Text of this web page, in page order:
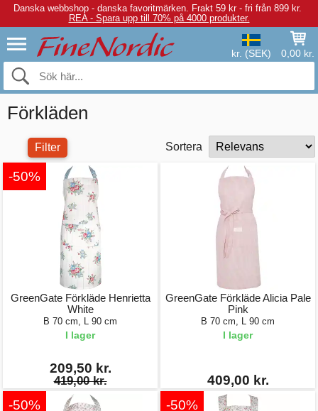
Danska webbshop - danska favoritmärken. Frakt 59 kr - fri från 899 kr.
REA - Spara upp till 70% på 4000 produkter.
kr. (SEK) 0,00 kr.
Förkläden
Filter Sortera
-50%
GreenGate Förkläde Henrietta
White
B 70 cm, L 90 cm
I lager
209,50 kr.
419,00 kr.
GreenGate Förkläde Alicia Pale
Pink
B 70 cm, L 90 cm
I lager
409,00 kr.
-50%
-50%